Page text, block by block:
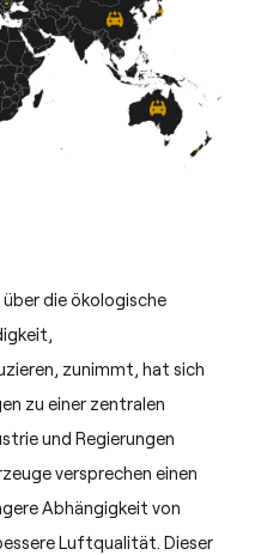
über die ökologische
zunimmt, hat sich
zu einer zentralen
und Regierungen
versprechen einen
Abhängigkeit von
Luftqualität. Dieser